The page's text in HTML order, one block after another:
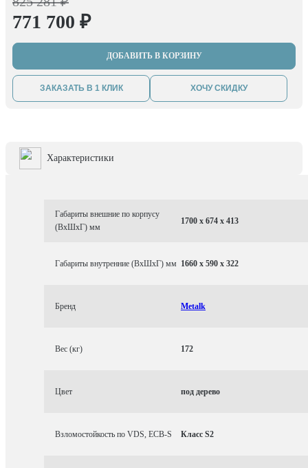
771 700 ₽
ДОБАВИТЬ В КОРЗИНУ
ЗАКАЗАТЬ В 1 КЛИК ХОЧУ СКИДКУ
Характеристики
Габариты внешние по корпусу
(ВхШхГ) мм
1700 x 674 x 413
Габариты внутренние (ВхШхГ) мм 1660 x 590 x 322
Бренд Metalk
Вес (кг) 172
Цвет под дерево
Взломостойкость по VDS, ECB-S Класс S2